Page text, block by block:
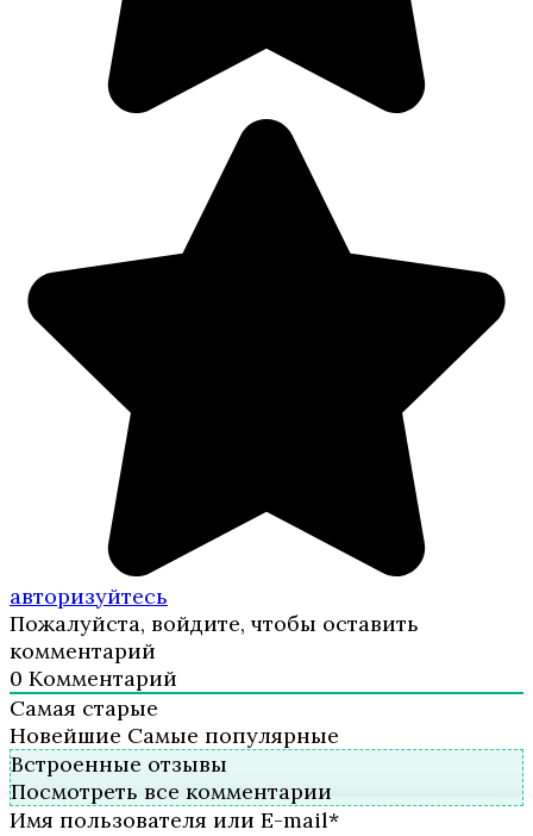
авторизуйтесь
Пожалуйста, войдите, чтобы оставить
комментарий
0 Комментарий
Самая старые
Новейшие Самые популярные
Встроенные отзывы
Посмотреть все комментарии
Имя пользователя или E-mail*